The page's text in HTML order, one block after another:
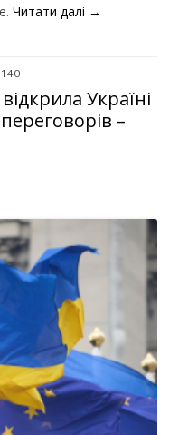
Читати далі →
Україні
–